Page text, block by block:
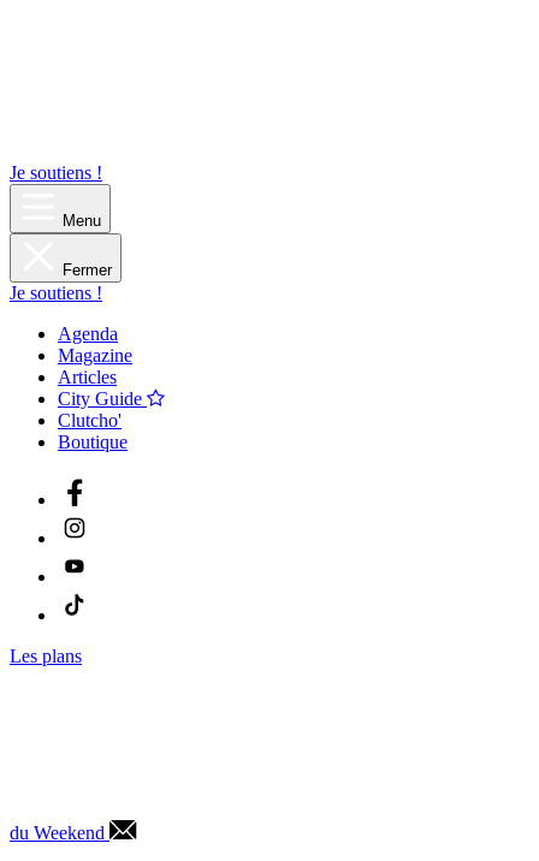
Je soutiens !
Menu
Fermer
Je soutiens !
Agenda
Magazine
Articles
City Guide
Clutcho'
Boutique
Les plans
du Weekend